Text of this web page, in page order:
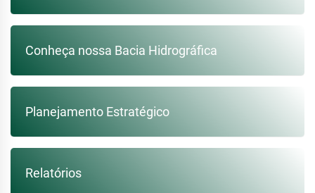
Conheça nossa Bacia Hidrográfica
Planejamento Estratégico
Relatórios